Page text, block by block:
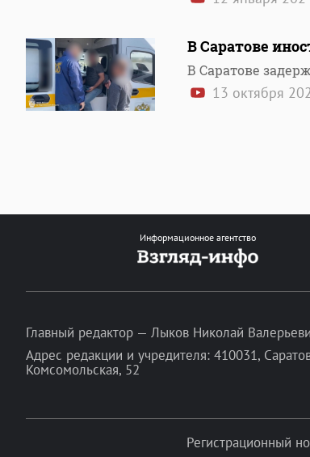
В Саратове
В Саратове
13 октября
Информационное агентство
Главный редактор — Лыков Николай
Адрес редакции и учредителя: 410031,
Комсомольская, 52
Регистрационный